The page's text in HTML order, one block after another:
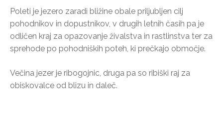
Poleti je jezero zaradi bližine obale priljubljen cilj
pohodnikov in dopustnikov, v drugih letnih časih pa je
odličen kraj za opazovanje živalstva in rastlinstva ter za
sprehode po pohodniških poteh, ki prečkajo območje.
Večina jezer je ribogojnic, druga pa so ribiški raj za
obiskovalce od blizu in daleč.